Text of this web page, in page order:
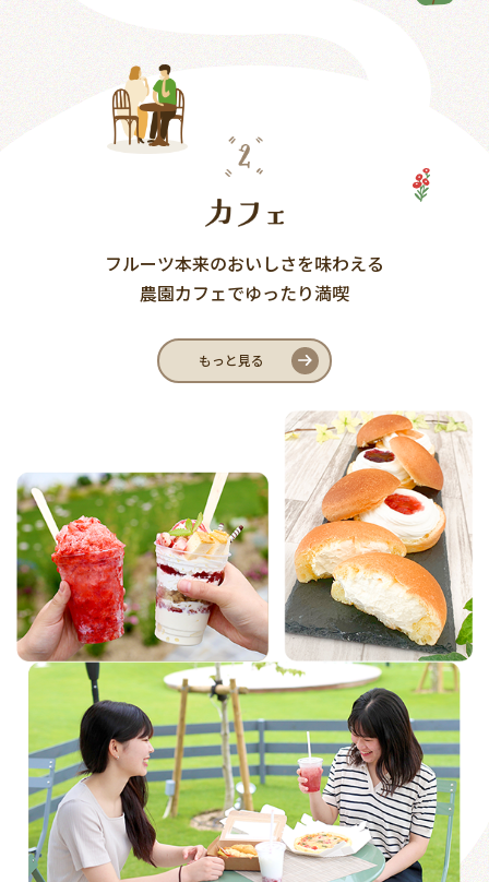
フルーツ本来のおいしさを味わえる
農園カフェでゆったり満喫
もっと見る